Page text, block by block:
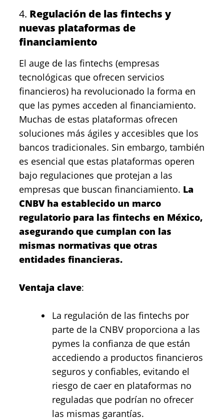
4. Regulación de las fintechs y
nuevas plataformas de
financiamiento
El auge de las fintechs (empresas
tecnológicas que ofrecen servicios
financieros) ha revolucionado la forma en
que las pymes acceden al financiamiento.
Muchas de estas plataformas ofrecen
soluciones más ágiles y accesibles que los
bancos tradicionales. Sin embargo, también
es esencial que estas plataformas operen
bajo regulaciones que protejan a las
empresas que buscan financiamiento. La
CNBV ha establecido un marco
regulatorio para las fintechs en México,
asegurando que cumplan con las
mismas normativas que otras
entidades financieras.
Ventaja clave:
La regulación de las fintechs por
parte de la CNBV proporciona a las
pymes la confianza de que están
accediendo a productos financieros
seguros y confiables, evitando el
riesgo de caer en plataformas no
reguladas que podrían no ofrecer
las mismas garantías.